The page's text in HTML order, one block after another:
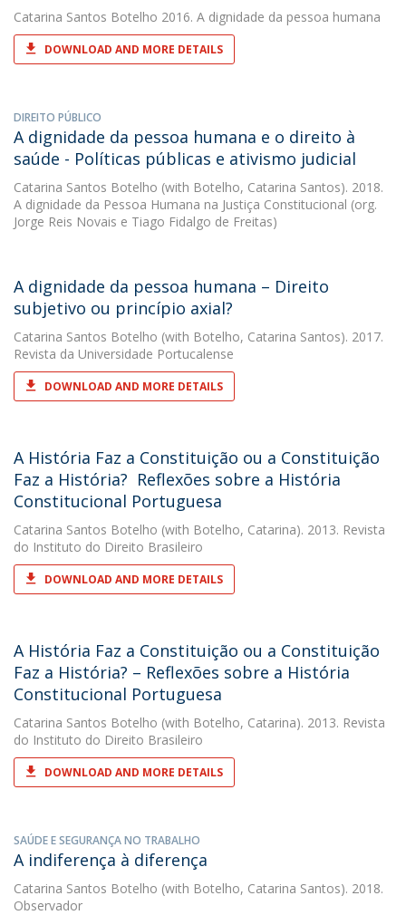
Catarina Santos Botelho 2016. A dignidade da pessoa humana
DOWNLOAD AND MORE DETAILS
DIREITO PÚBLICO
A dignidade da pessoa humana e o direito à
saúde - Políticas públicas e ativismo judicial
Catarina Santos Botelho (with Botelho, Catarina Santos). 2018.
A dignidade da Pessoa Humana na Justiça Constitucional (org.
Jorge Reis Novais e Tiago Fidalgo de Freitas)
A dignidade da pessoa humana – Direito
subjetivo ou princípio axial?
Catarina Santos Botelho (with Botelho, Catarina Santos). 2017.
Revista da Universidade Portucalense
DOWNLOAD AND MORE DETAILS
A História Faz a Constituição ou a Constituição
Faz a História?  Reflexões sobre a História
Constitucional Portuguesa
Catarina Santos Botelho (with Botelho, Catarina). 2013. Revista
do Instituto do Direito Brasileiro
DOWNLOAD AND MORE DETAILS
A História Faz a Constituição ou a Constituição
Faz a História? – Reflexões sobre a História
Constitucional Portuguesa
Catarina Santos Botelho (with Botelho, Catarina). 2013. Revista
do Instituto do Direito Brasileiro
DOWNLOAD AND MORE DETAILS
SAÚDE E SEGURANÇA NO TRABALHO
A indiferença à diferença
Catarina Santos Botelho (with Botelho, Catarina Santos). 2018.
Observador